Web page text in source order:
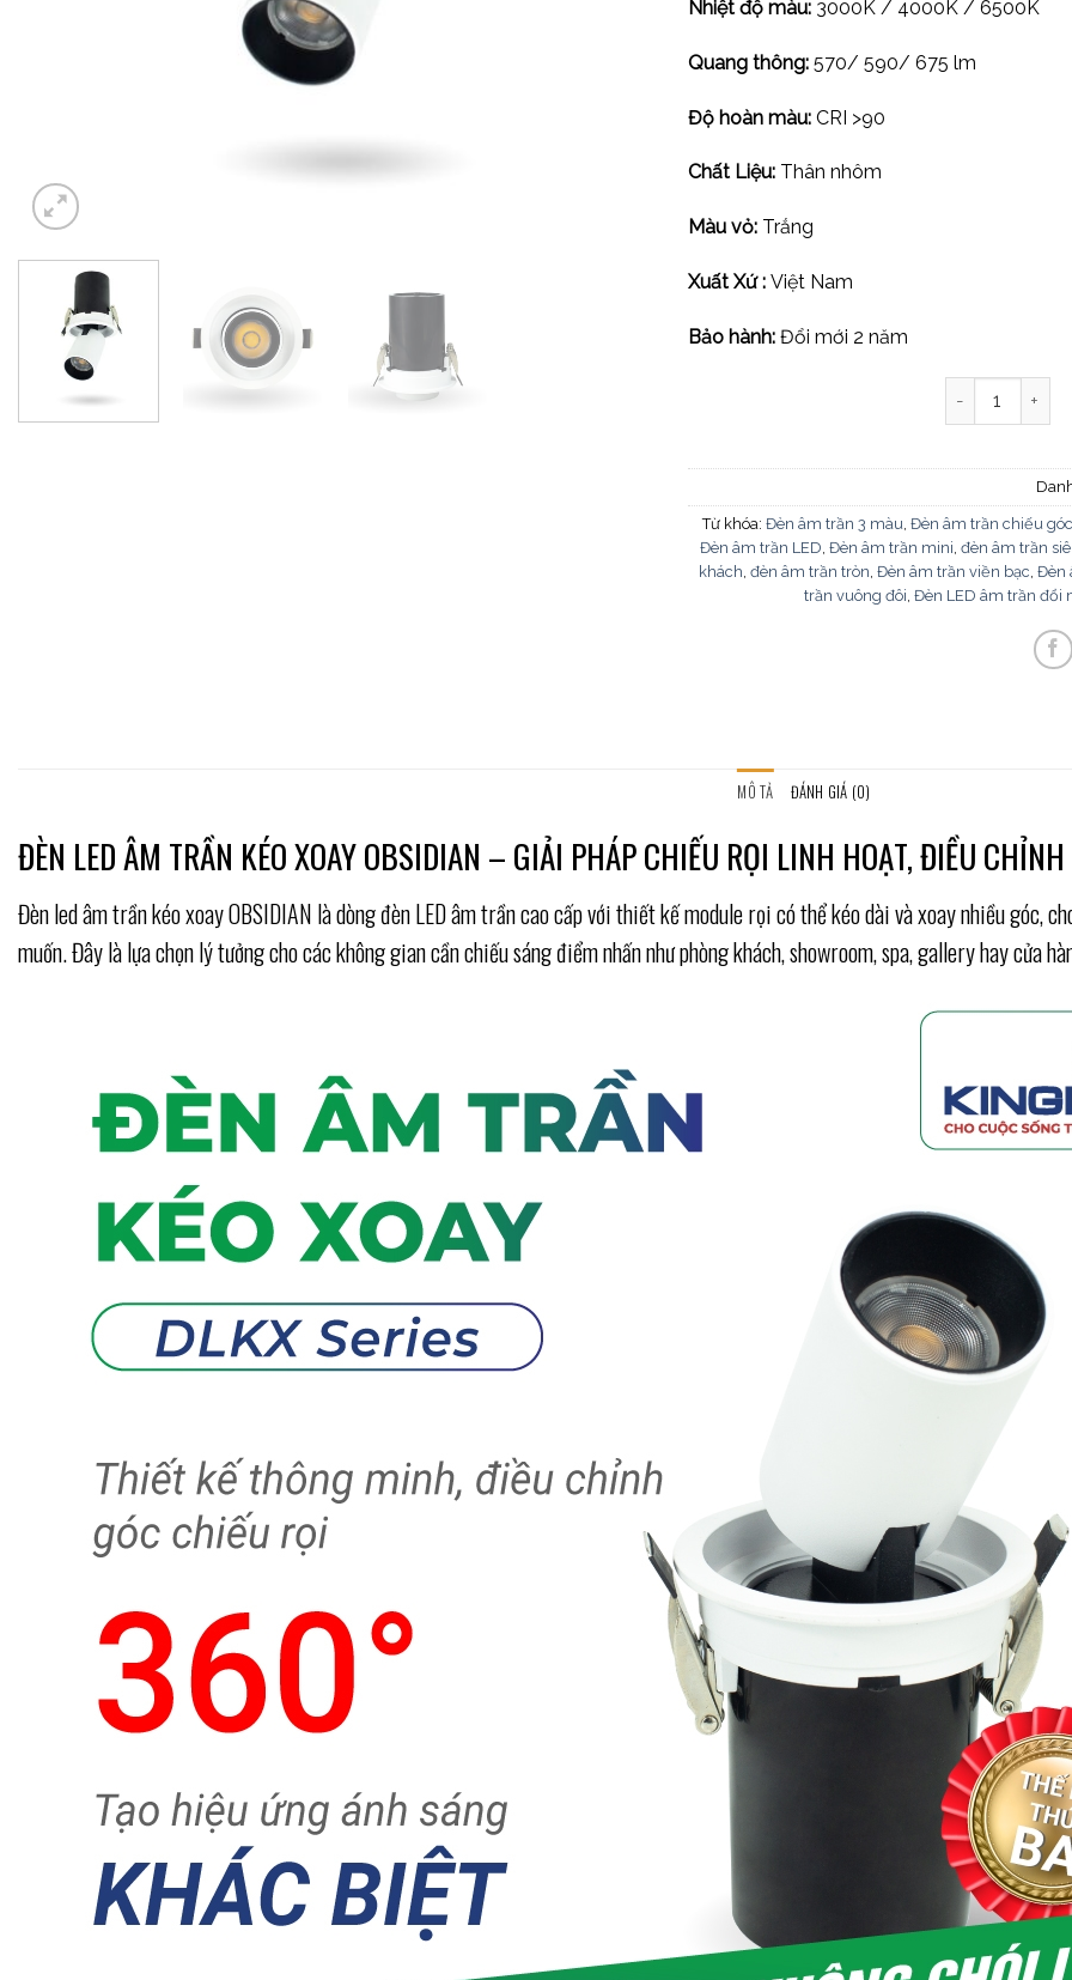
Nhiệt độ màu: 3000K / 4000K / 6500K
Quang thông: 570/ 590/ 675 lm
Độ hoàn màu: CRI >90
Chất Liệu: Thân nhôm
Màu vỏ: Trắng
Xuất Xứ : Việt Nam
Bảo hành: Đổi mới 2 năm
Từ khóa: Đèn âm trần 3 màu, Đèn âm trần chiếu góc
Đèn âm trần LED, Đèn âm trần mini, đèn âm trần
khách, đèn âm trần tròn, Đèn âm trần viền bạc, Đèn
trần vuông đôi, Đèn LED âm trần đổi
MÔ TẢ ĐÁNH GIÁ (0)
ĐÈN LED ÂM TRẦN KÉO XOAY OBSIDIAN – GIẢI PHÁP CHIẾU RỌI LINH HOẠT, ĐIỀU CHỈNH
Đèn led âm trần kéo xoay OBSIDIAN là dòng đèn LED âm trần cao cấp với thiết kế module rọi có thể kéo dài và xoay nhiều góc,
muốn. Đây là lựa chọn lý tưởng cho các không gian cần chiếu sáng điểm nhấn như phòng khách, showroom, spa, gallery hay cửa